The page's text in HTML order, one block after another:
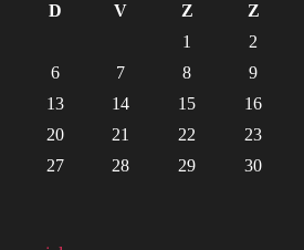
D V Z
Z
1
2
6 7 8
9
13 14 15
16
20 21 22
23
27 28 29
30